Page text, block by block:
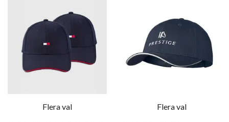
Flera val Flera val